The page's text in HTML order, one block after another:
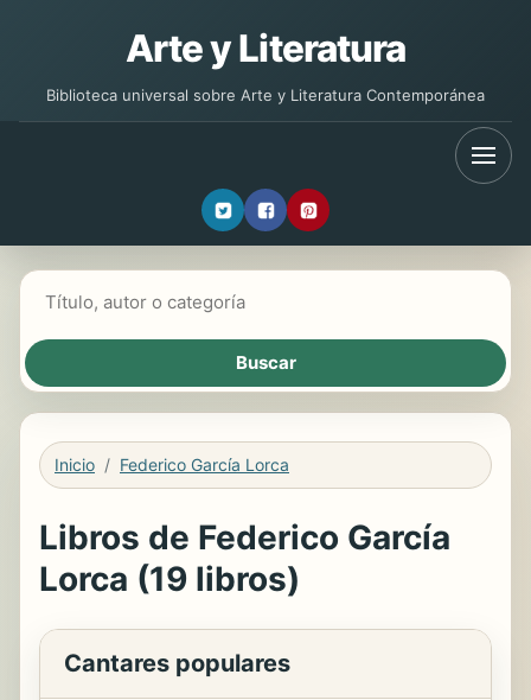
Arte y Literatura
Biblioteca universal sobre Arte y Literatura Contemporánea
Inicio Federico García Lorca
Libros de Federico García
Lorca (19 libros)
Cantares populares